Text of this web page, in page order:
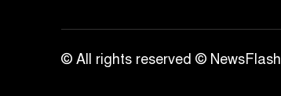
© All rights reserved © NewsFlash